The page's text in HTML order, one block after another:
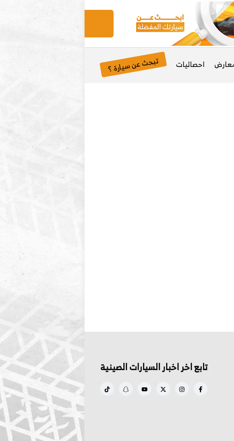
احصائيات تبحث عن سيارة ؟
تابع اخر اخبار السيارات الصينية